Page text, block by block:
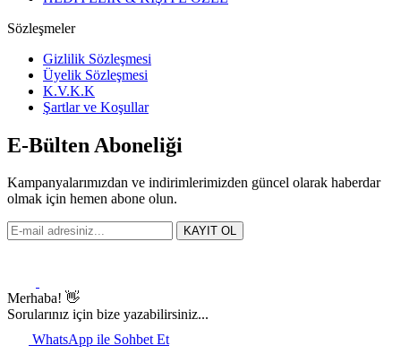
Sözleşmeler
Gizlilik Sözleşmesi
Üyelik Sözleşmesi
K.V.K.K
Şartlar ve Koşullar
E-Bülten Aboneliği
Kampanyalarımızdan ve indirimlerimizden güncel olarak haberdar
olmak için hemen abone olun.
KAYIT OL
Merhaba! 👋
Sorularınız için bize yazabilirsiniz...
WhatsApp ile Sohbet Et